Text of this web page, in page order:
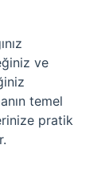
ve
temel
pratik